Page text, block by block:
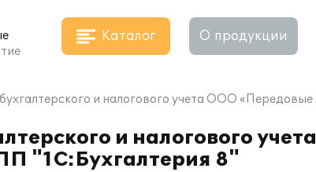
Каталог О продукции
и налогового учета ООО
и налогового
"1С:Бухгалтерия 8"